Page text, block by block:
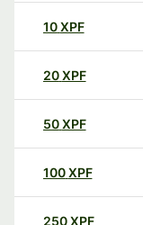
10XPF
20XPF
50XPF
100XPF
250XPF